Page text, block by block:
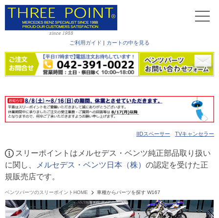
ご利用ガイド | カートの中を見る
IIDスペーサー TVキャンセラー
スリーポイントはメルセデス・ベンツ純正部品取り扱い
に関し、
メルセデス・ベンツ日本（株） の認定を受けた正
規販売店です。
ベンツパーツのスリーポイントHOME 車種からパーツを探す W167